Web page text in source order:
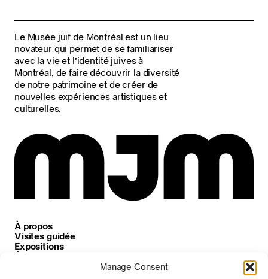
Manage Consent
Le Musée juif de Montréal est un lieu
novateur qui permet de se familiariser
avec la vie et l’identité juives à
Montréal, de faire découvrir la diversité
de notre patrimoine et de créer de
nouvelles expériences artistiques et
culturelles.
À propos
Visites guidée
Expositions
Événements